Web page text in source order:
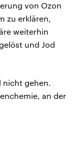
von Ozon
zu erklären,
weiterhin
und Jod
nicht gehen.
an der